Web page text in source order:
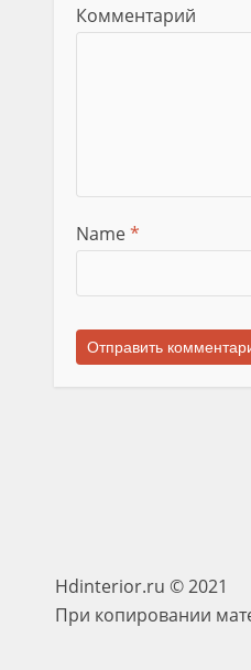
Комментарий
Name*
Hdinterior.ru © 2021
При копировании